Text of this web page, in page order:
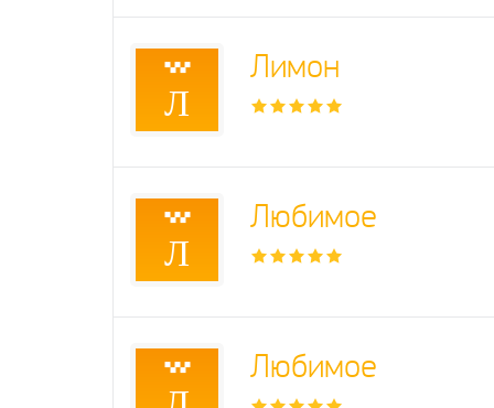
Л
Лимон
Л
Любимое
Любимое